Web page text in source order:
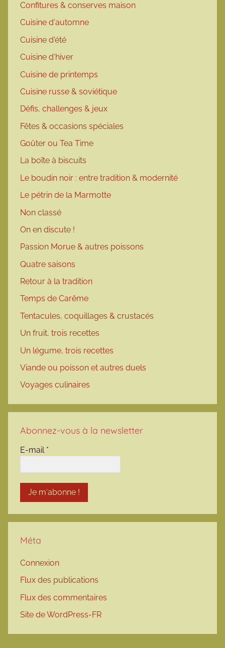
Confitures & conserves maison
Cuisine d'automne
Cuisine d'été
Cuisine d'hiver
Cuisine de printemps
Cuisine russe & soviétique
Défis, challenges & jeux
Fêtes & occasions spéciales
Goûter ou Tea Time
La boîte à biscuits
Le boudin noir : entre tradition & modernité
Le pétrin de la Marmotte
Non classé
On en discute !
Passion Morue & autres poissons
Quatre saisons
Retour à la tradition
Temps de Carême
Tentacules, coquillages & crustacés
Un fruit, trois recettes
Un légume, trois recettes
Viande ou poisson et autres duels
Voyages culinaires
Abonnez-vous à la newsletter
E-mail *
Méta
Connexion
Flux des publications
Flux des commentaires
Site de WordPress-FR